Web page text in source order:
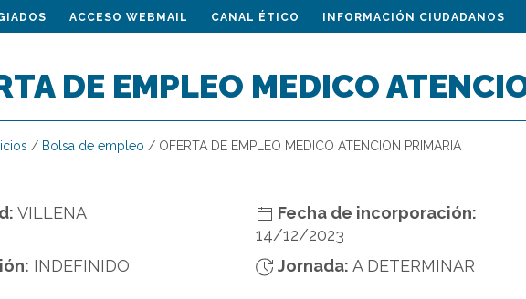
ACCESO WEBMAIL CANAL ÉTICO INFORMACIÓN CIUDADANOS
DE EMPLEO MEDICO
/ Bolsa de empleo / OFERTA DE EMPLEO MEDICO ATENCION PRIMARIA
VILLENA
Fecha de incorporación:
14/12/2023
INDEFINIDO Jornada: A DETERMINAR